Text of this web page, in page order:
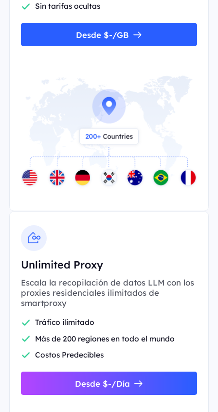
Sin tarifas ocultas
Desde $-/GB
Unlimited Proxy
Escala la recopilación de datos LLM con los
proxies residenciales ilimitados de
smartproxy
Tráfico ilimitado
Más de 200 regiones en todo el mundo
Costos Predecibles
Desde $-/Día